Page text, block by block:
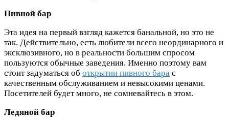
Пивной бар
Эта идея на первый взгляд кажется банальной, но это не
так. Действительно, есть любители всего неординарного и
эксклюзивного, но в реальности большим спросом
пользуются обычные заведения. Именно поэтому вам
стоит задуматься об открытии пивного бара с
качественным обслуживанием и невысокими ценами.
Посетителей будет много, не сомневайтесь в этом.
Ледяной бар